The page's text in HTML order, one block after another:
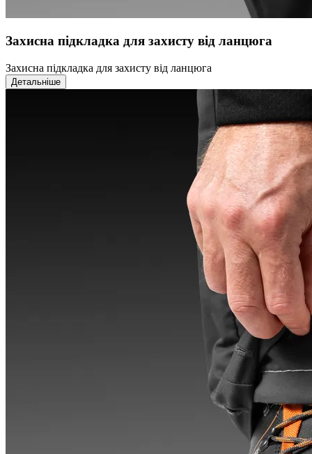
Захисна підкладка для захисту від ланцюга
Захисна підкладка для захисту від ланцюга
Детальніше